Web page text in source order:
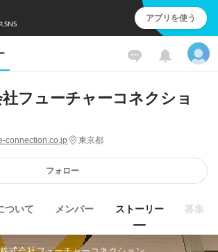
SNS アプリを使う
フューチャーコネクショ
connection.co.jp 東京都
フォロー
ついて メンバー ストーリー 募集